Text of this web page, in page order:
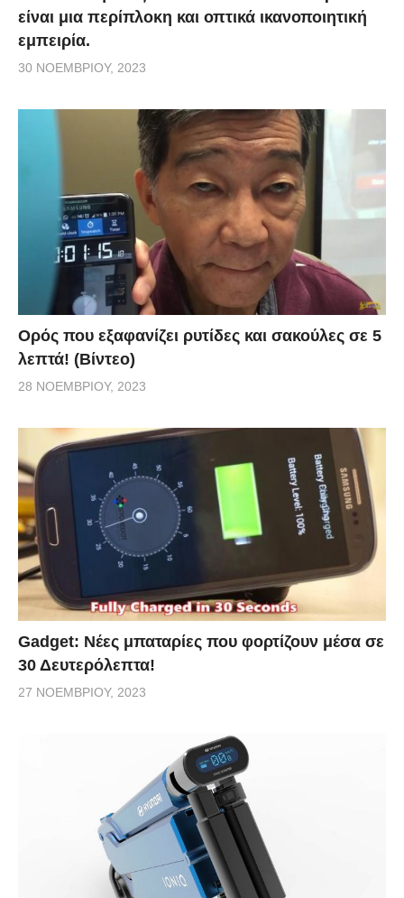
είναι μια περίπλοκη και οπτικά ικανοποιητική
εμπειρία.
30 ΝΟΕΜΒΡΊΟΥ, 2023
Ορός που εξαφανίζει ρυτίδες και σακούλες σε 5
λεπτά! (Βίντεο)
28 ΝΟΕΜΒΡΊΟΥ, 2023
Gadget: Νέες μπαταρίες που φορτίζουν μέσα σε
30 Δευτερόλεπτα!
27 ΝΟΕΜΒΡΊΟΥ, 2023